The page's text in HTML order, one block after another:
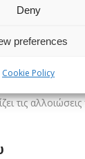
Deny
preferences
Cookie Policy
τη
τις